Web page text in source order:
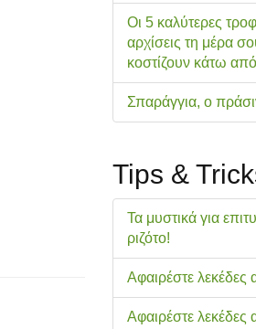
Οι 5 καλύτερες
αρχίσεις τη μέρα
κοστίζουν κάτω
Σπαράγγια, ο
Tips &
Τα μυστικά για
ριζότο!
Αφαιρέστε λεκέδες
Αφαιρέστε